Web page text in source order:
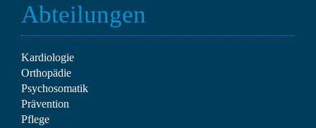
Abteilungen
Kardiologie
Orthopädie
Psychosomatik
Prävention
Pflege